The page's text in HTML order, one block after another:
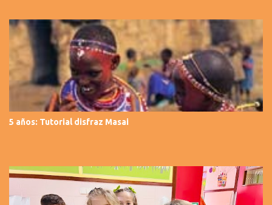
5 años: Tutorial disfraz Masai